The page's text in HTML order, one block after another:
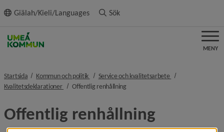
innehållet
Giälah/Kieli/Languages Sök
MENY
Startsida Kommun och politik nivå i brödsmulenavigeringen
Service och kvalitetsarbete nivå i
Kvalitetsdeklarationer nivå i brödsmulenavigeringen
Offentlig renhållningnivå i brödsmulenavigeringen
Offentlig renhållning